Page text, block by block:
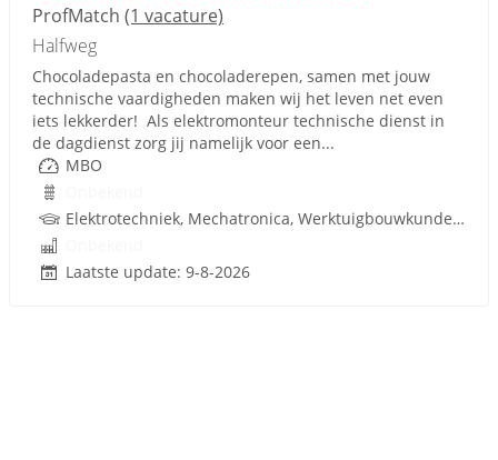
ProfMatch (1 vacature)
Halfweg
Chocoladepasta en chocoladerepen, samen met jouw
technische vaardigheden maken wij het leven net even
iets lekkerder! Als elektromonteur technische dienst in
de dagdienst zorg jij namelijk voor een...
MBO
Elektrotechniek, Mechatronica, Werktuigbouwkunde, Besturingstechniek, Techniek
Laatste update: 9-8-2026